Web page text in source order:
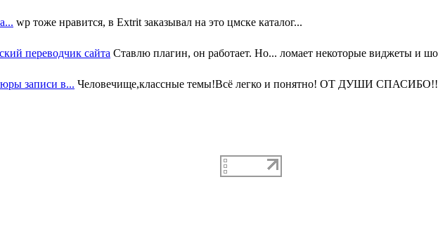
wp тоже нравится, в Extrit заказывал на это цмске каталог...
переводчик сайта Ставлю плагин, он работает. Но... ломает некоторые виджеты и
записи в... Человечище,классные темы!Всё легко и понятно! ОТ ДУШИ